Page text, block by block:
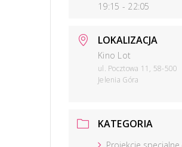
19:15 - 22:05
LOKALIZACJA
Kino Lot
ul. Pocztowa 11, 58-500
Jelenia Góra
KATEGORIA